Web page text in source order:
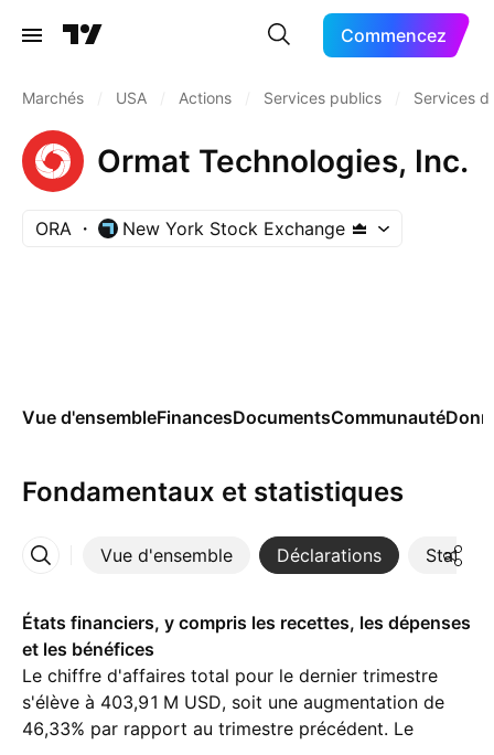
Commencez
Marchés USA Actions Services publics Services
Ormat Technologies, Inc.
ORA New York Stock Exchange
Vue d'ensembleFinancesDocumentsCommunauté
Fondamentaux et statistiques
Vue d'ensemble Déclarations
Plus
États financiers, y compris les recettes, les dépenses
et les bénéfices
Le chiffre d'affaires total pour le dernier trimestre
s'élève à ‪403,91 M‬ USD, soit une augmentation de
46,33% par rapport au trimestre précédent. Le